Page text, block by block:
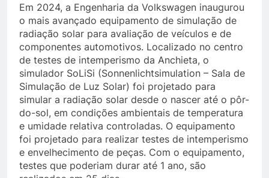
Em 2024, a Engenharia da Volkswagen inaugurou
o mais avançado equipamento de simulação de
radiação solar para avaliação de veículos e de
componentes automotivos. Localizado no centro
de testes de intemperismo da Anchieta, o
simulador SoLiSi (Sonnenlichtsimulation – Sala de
Simulação de Luz Solar) foi projetado para
simular a radiação solar desde o nascer até o pôr-
do-sol, em condições ambientais de temperatura
e umidade relativa controladas. O equipamento
foi projetado para realizar testes de intemperismo
e envelhecimento de peças. Com o equipamento,
testes que poderiam durar até 1 ano, são